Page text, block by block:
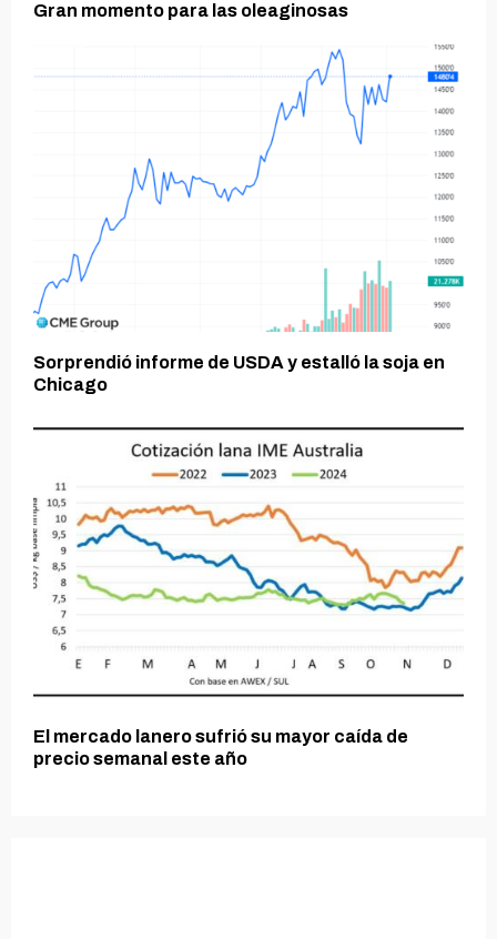
Gran momento para las oleaginosas
Sorprendió informe de USDA y estalló la soja en
Chicago
El mercado lanero sufrió su mayor caída de
precio semanal este año